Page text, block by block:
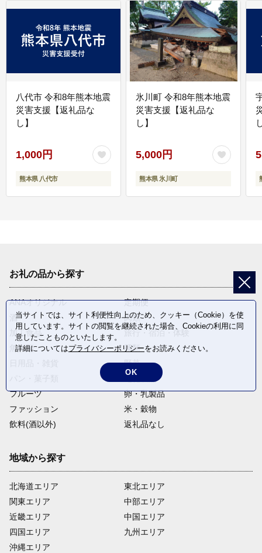
八代市 令和8年熊本地震
災害支援【返礼品な
し】
1,000円
熊本県 八代市
氷川町 令和8年熊本地震
災害支援【返礼品な
し】
5,000円
熊本県 氷川町
お礼の品から探す
ANAオリジナル
定期便
酒
肉類
加工食品
旅行・宿泊・体験
魚介類
麺類
野菜
フルーツ
卵・乳製品
ファッション
米・穀物
飲料(酒以外)
返礼品なし
地域から探す
北海道エリア
関東エリア
近畿エリア
四国エリア
沖縄エリア
東北エリア
中部エリア
中国エリア
九州エリア
当サイトでは、サイト利便性向上のため、クッキー（Cookie）を使
用しています。サイトの閲覧を継続された場合、Cookieの利用に同
意したことものといたします。
詳細についてはプライバシーポリシーをお読みください。
OK